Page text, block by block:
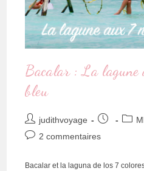
Bacalar : La lagune
bleu
judithvoyage
2 commentaires
Bacalar et la laguna de los 7